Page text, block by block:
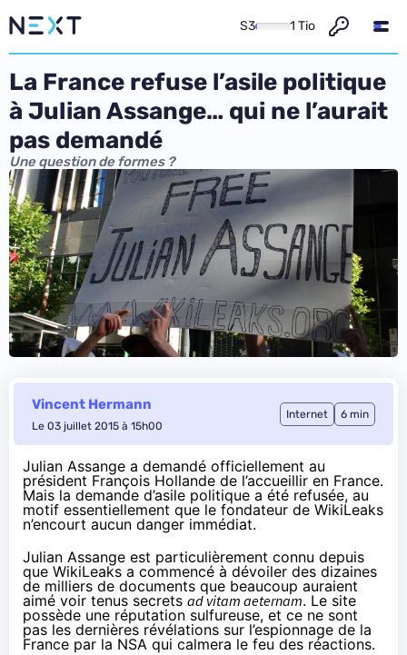
S3 1 Tio
La France refuse l’asile politique
à Julian Assange… qui ne l’aurait
pas demandé
Une question de formes ?
Vincent Hermann
Le 03 juillet 2015 à 15h00
Internet 6 min
Julian Assange a demandé officiellement au
président François Hollande de l’accueillir en France.
Mais la demande d’asile politique a été refusée, au
motif essentiellement que le fondateur de WikiLeaks
n’encourt aucun danger immédiat.
Julian Assange est particulièrement connu depuis
que WikiLeaks a commencé à dévoiler des dizaines
de milliers de documents que beaucoup auraient
aimé voir tenus secrets ad vitam aeternam. Le site
possède une réputation sulfureuse, et ce ne sont
pas les dernières révélations sur l’espionnage de la
France par la NSA qui calmera le feu des réactions.